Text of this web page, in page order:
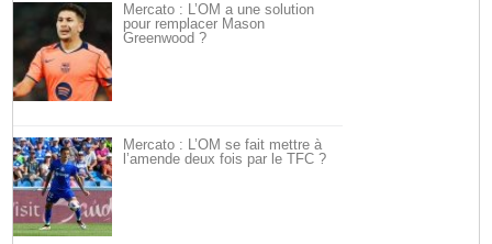
Mercato : L’OM a une solution
pour remplacer Mason
Greenwood ?
Mercato : L’OM se fait mettre à
l’amende deux fois par le TFC ?